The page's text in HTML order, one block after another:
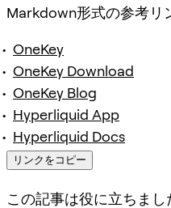
Markdown形式の参考リ
OneKey
OneKey Download
OneKey Blog
Hyperliquid App
Hyperliquid Docs
リンクをコピー
この記事は役に立ちまし